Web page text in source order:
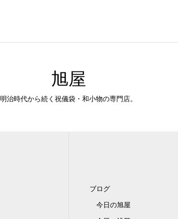
旭屋
明治時代から続く祝儀袋・和小物の専門店。
ブログ
今日の旭屋